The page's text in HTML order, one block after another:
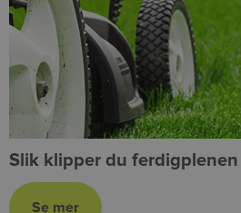
Slik klipper du ferdigplenen